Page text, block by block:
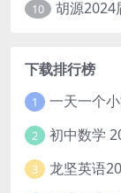
10
下载排行榜
1
2
3 龙坚英语